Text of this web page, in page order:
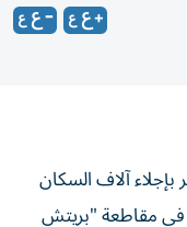
آلاف السكان
في مقاطعة "بريتش